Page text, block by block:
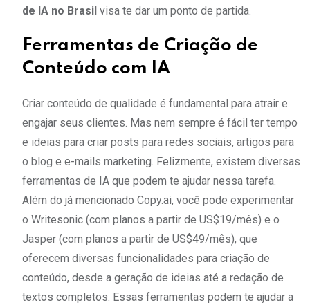
de IA no Brasil visa te dar um ponto de partida.
Ferramentas de Criação de
Conteúdo com IA
Criar conteúdo de qualidade é fundamental para atrair e
engajar seus clientes. Mas nem sempre é fácil ter tempo
e ideias para criar posts para redes sociais, artigos para
o blog e e-mails marketing. Felizmente, existem diversas
ferramentas de IA que podem te ajudar nessa tarefa.
Além do já mencionado Copy.ai, você pode experimentar
o Writesonic (com planos a partir de US$19/mês) e o
Jasper (com planos a partir de US$49/mês), que
oferecem diversas funcionalidades para criação de
conteúdo, desde a geração de ideias até a redação de
textos completos. Essas ferramentas podem te ajudar a